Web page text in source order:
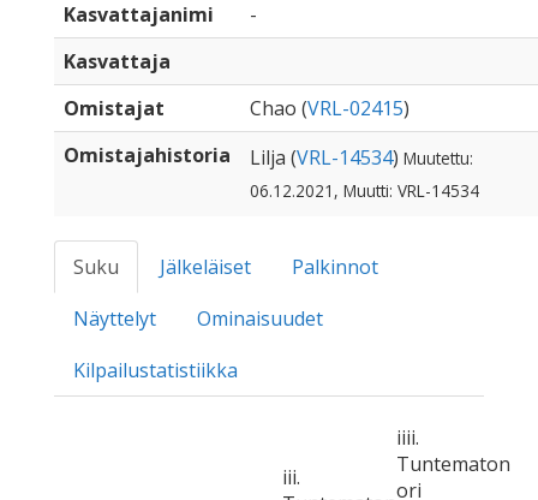
Kasvattajanimi
-
Kasvattaja
Omistajat
Chao (VRL-02415)
Omistajahistoria
Lilja (VRL-14534) Muutettu:
06.12.2021, Muutti: VRL-14534
Suku Jälkeläiset
Palkinnot
Näyttelyt
Ominaisuudet
Kilpailustatistiikka
iii.
iiii.
Tuntematon
ori